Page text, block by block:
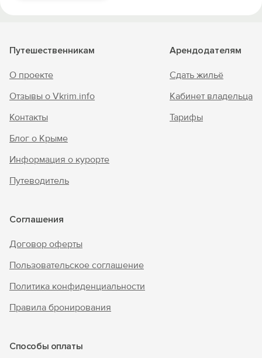
Путешественникам
О проекте
Отзывы о Vkrim.info
Контакты
Блог о Крыме
Информация о курорте
Путеводитель
Арендодателям
Сдать жильё
Кабинет владельца
Тарифы
Соглашения
Договор оферты
Пользовательское соглашение
Политика конфиденциальности
Правила бронирования
Способы оплаты